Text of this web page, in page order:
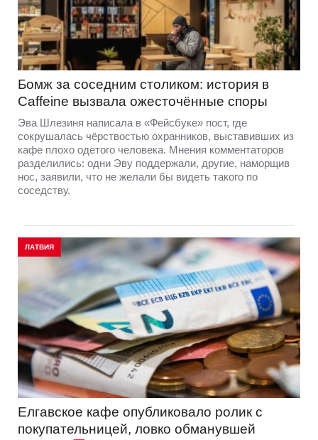
Бомж за соседним столиком: история в
Caffeine вызвала ожесточённые споры
Эва Шлезиня написала в «Фейсбуке» пост, где
сокрушалась чёрствостью охранников, выставивших из
кафе плохо одетого человека. Мнения комментаторов
разделились: одни Эву поддержали, другие, наморщив
нос, заявили, что не желали бы видеть такого по
соседству.
ЛАТВИЯ
Елгавское кафе опубликовало ролик с
покупательницей, ловко обманувшей